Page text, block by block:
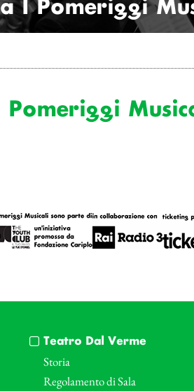
I Pomeriggi
Teatro Dal Verme
Storia
Regolamento di Sala